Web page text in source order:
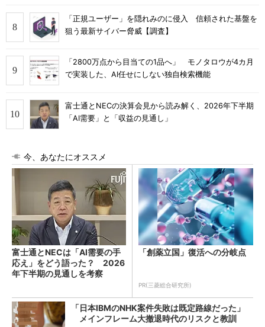
「正規ユーザー」を隠れみのに侵入 信頼された基盤を
狙う最新サイバー脅威【調査】
「2800万点から目当ての1品へ」 モノタロウが4カ月
で実装した、AI任せにしない独自検索機能
富士通とNECの決算会見から読み解く、2026年下半期
「AI需要」と「収益の見通し」
今、あなたにオススメ
富士通とNECは「AI需要の手
応え」をどう語った？ 2026
年下半期の見通しを考察
「創薬立国」復活への分岐点
PR(三菱総合研究所)
「日本IBMのNHK案件失敗は既定路線だった」
メインフレーム大撤退時代のリスクと教訓